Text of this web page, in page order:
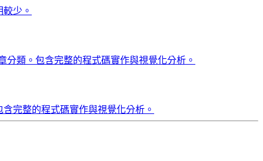
少。
分類。包含完整的程式碼實作與視覺化分析。
完整的程式碼實作與視覺化分析。